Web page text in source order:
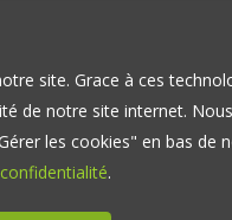
site. Grace à ces
de notre site internet.
les cookies" en bas de
.